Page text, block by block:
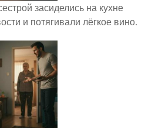
засиделись на кухне
и потягивали лёгкое вино.